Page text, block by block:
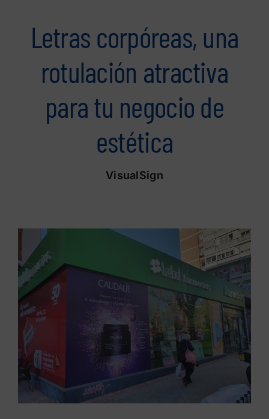
Letras corpóreas, una
rotulación atractiva
para tu negocio de
estética
VisualSign